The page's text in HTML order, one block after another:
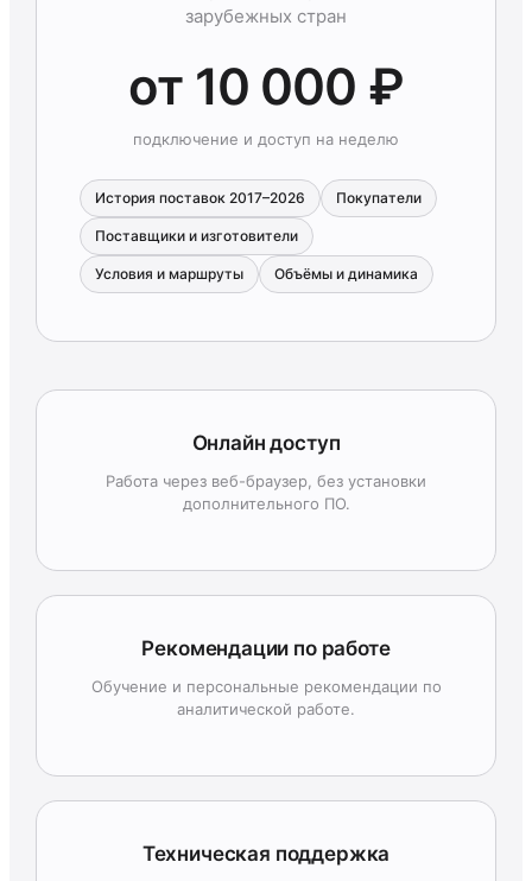
зарубежных стран
от 10 000 ₽
подключение и доступ на неделю
История поставок 2017–2026 Покупатели
Поставщики и изготовители
Условия и маршруты Объёмы и динамика
Онлайн доступ
Работа через веб-браузер, без установки
дополнительного ПО.
Рекомендации по работе
Обучение и персональные рекомендации по
аналитической работе.
Техническая поддержка